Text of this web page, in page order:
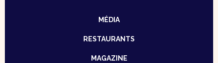
MÉDIA
RESTAURANTS
MAGAZINE